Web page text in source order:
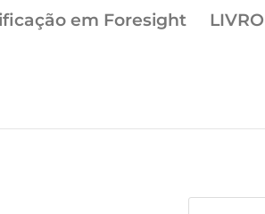
em Foresight LIVRO